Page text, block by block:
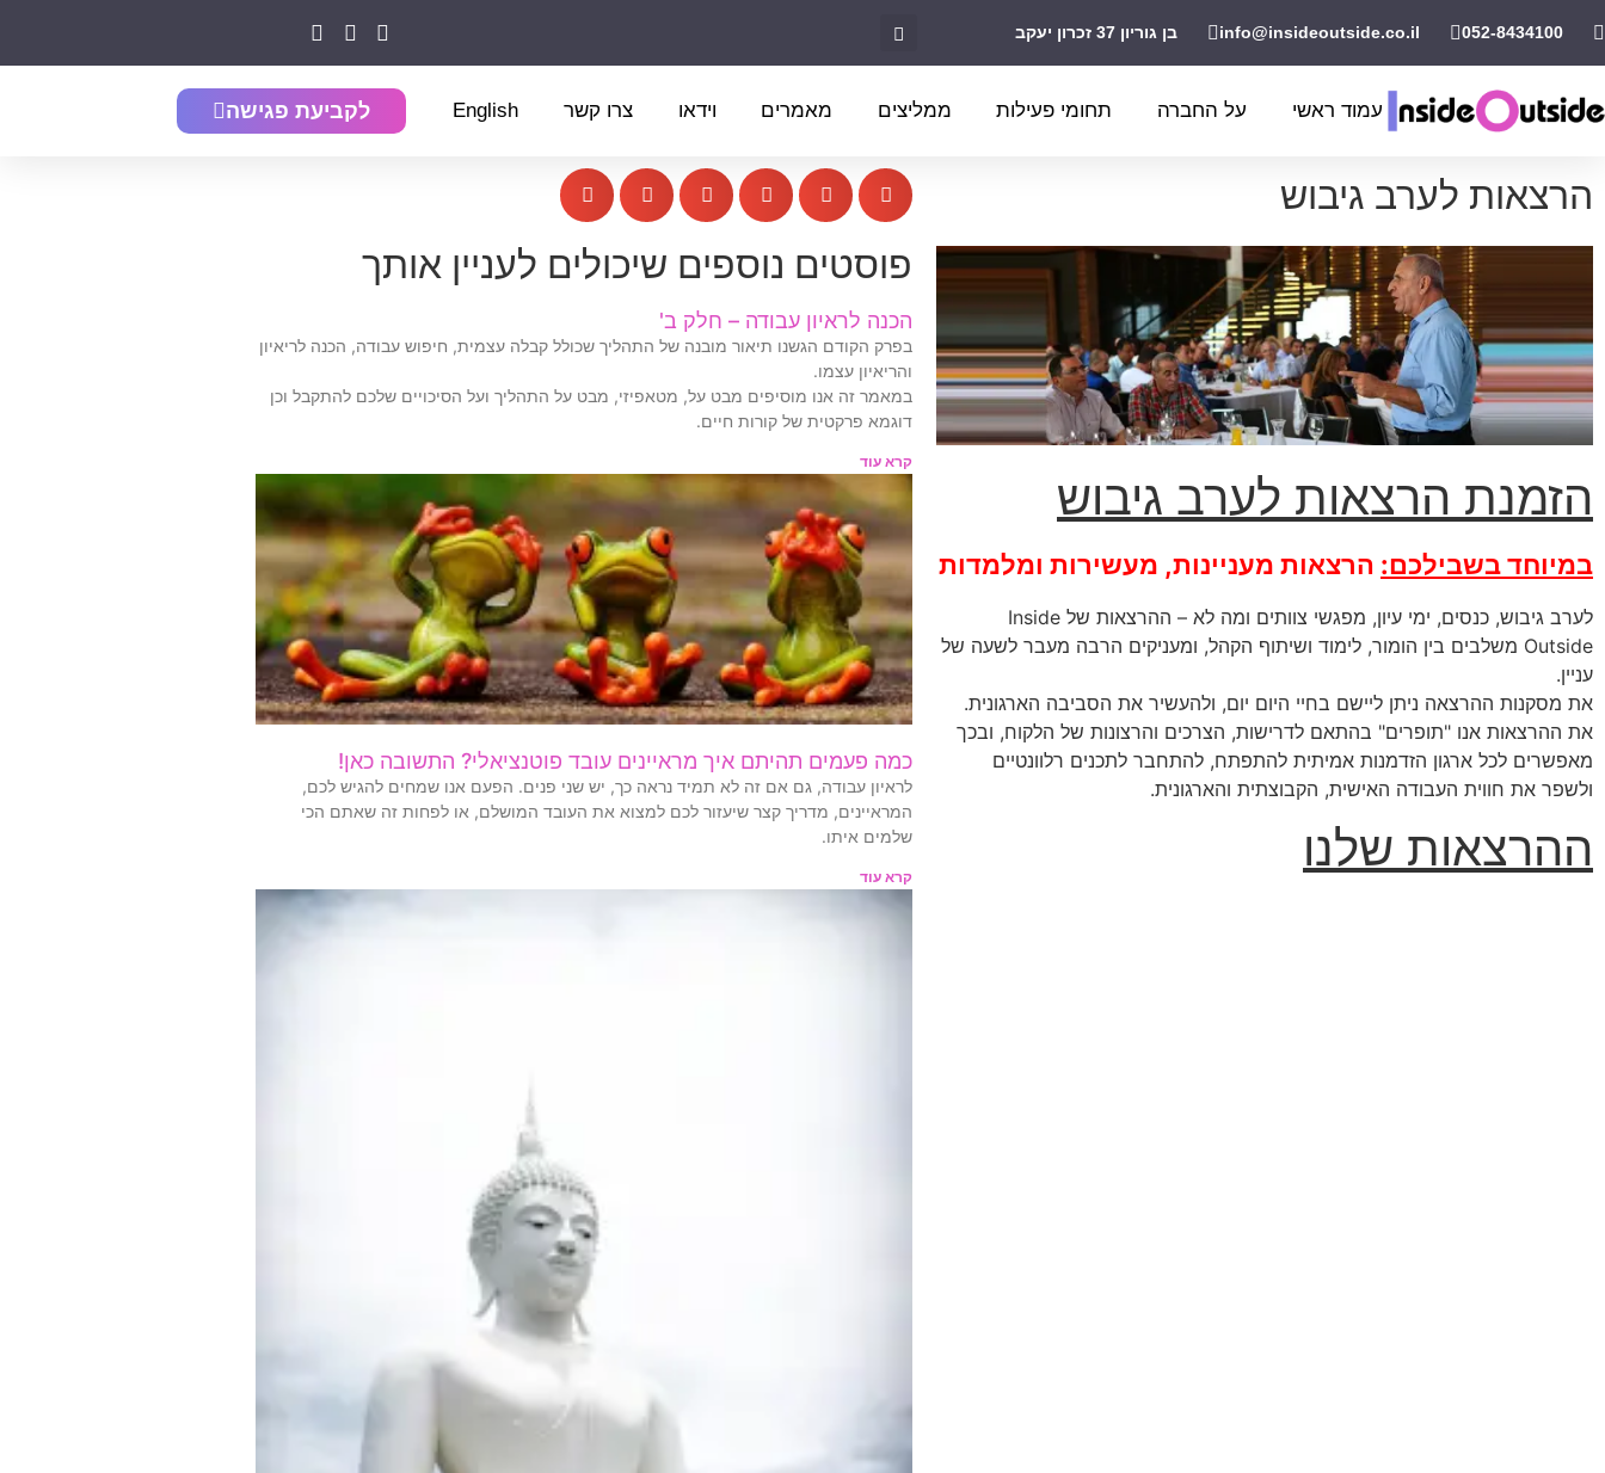
052-8434100
info@insideoutside.co.il בן גוריון 37 זכרון יעקב
עמוד ראשי על החברה תחומי פעילות ממליצים מאמרים וידאו צרו קשר English לקביעת פגישה
הרצאות לערב גיבוש
הזמנת הרצאות לערב גיבוש
במיוחד בשבילכם: הרצאות מעניינות, מעשירות ומלמדות
לערב גיבוש, כנסים, ימי עיון, מפגשי צוותים ומה לא – ההרצאות של Inside
Outside משלבים בין הומור, לימוד ושיתוף הקהל, ומעניקים הרבה מעבר לשעה של
עניין.
את מסקנות ההרצאה ניתן ליישם בחיי היום יום, ולהעשיר את הסביבה הארגונית.
את ההרצאות אנו "תופרים" בהתאם לדרישות, הצרכים והרצונות של הלקוח, ובכך
מאפשרים לכל ארגון הזדמנות אמיתית להתפתח, להתחבר לתכנים רלוונטיים
ולשפר את חווית העבודה האישית, הקבוצתית והארגונית.
ההרצאות שלנו
פוסטים נוספים שיכולים לעניין אותך
הכנה לראיון עבודה – חלק ב'
בפרק הקודם הגשנו תיאור מובנה של התהליך שכולל קבלה עצמית, חיפוש עבודה, הכנה לריאיון
והריאיון עצמו.
במאמר זה אנו מוסיפים מבט על, מטאפיזי, מבט על התהליך ועל הסיכויים שלכם להתקבל וכן
דוגמא פרקטית של קורות חיים.
קרא עוד
כמה פעמים תהיתם איך מראיינים עובד פוטנציאלי? התשובה כאן!
לראיון עבודה, גם אם זה לא תמיד נראה כך, יש שני פנים. הפעם אנו שמחים להגיש לכם,
המראיינים, מדריך קצר שיעזור לכם למצוא את העובד המושלם, או לפחות זה שאתם הכי
שלמים איתו.
קרא עוד